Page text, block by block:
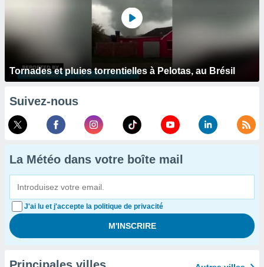
Tornades et pluies torrentielles à Pelotas, au Brésil
Suivez-nous
La Météo dans votre boîte mail
J'ai lu et j'accepte la politique de privacité